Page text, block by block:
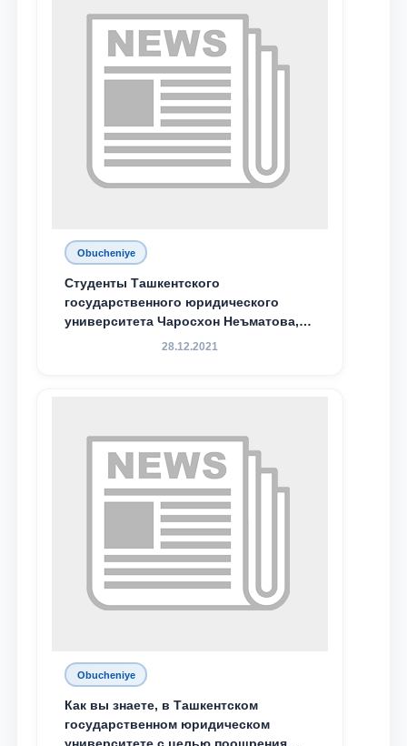
Obucheniye
Студенты Ташкентского
государственного юридического
университета Чаросхон Неъматова,
Севдо Хакимходжаева, Анбарой
специальной стипендии имени
Хадичи Сулеймановой.
28.12.2021
Obucheniye
Как вы знаете, в Ташкентском
государственном юридическом